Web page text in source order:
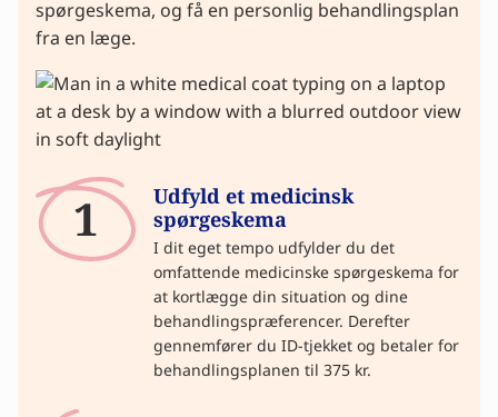
spørgeskema, og få en personlig behandlingsplan
fra en læge.
1
Udfyld et medicinsk
spørgeskema
I dit eget tempo udfylder du det
omfattende medicinske spørgeskema for
at kortlægge din situation og dine
behandlingspræferencer. Derefter
gennemfører du ID-tjekket og betaler for
behandlingsplanen til 375 kr.